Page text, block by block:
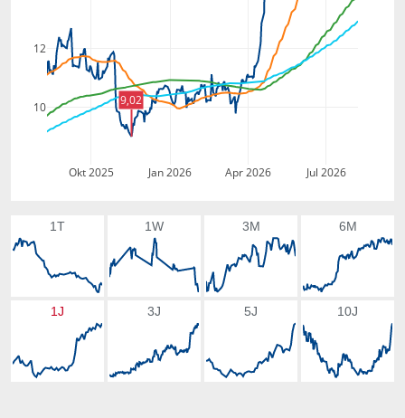
Okt 2025 Jan 2026 Apr 2026 Jul 2026
10
12
9,02
1T 1W 3M 6M
1J 3J 5J 10J